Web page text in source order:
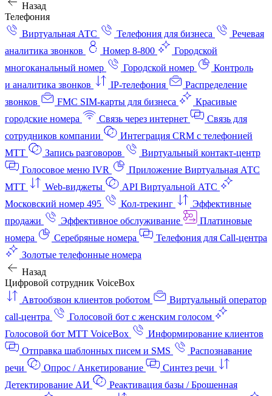
Назад
Телефония
Виртуальная АТС
Телефония для бизнеса
Речевая
аналитика звонков
Номер 8-800
Городской
многоканальный номер
Городской номер
Контроль
и аналитика звонков
IP-телефония
Распределение
звонков
FMC SIM-карты для бизнеса
Красивые
городские номера
Связь через интернет
Связь для
сотрудников компании
Интеграция CRM с телефонией
МТТ
Запись разговоров
Виртуальный контакт‑центр
Голосовое меню IVR
Приложение Виртуальная АТС
МТТ
Web-виджеты
API Виртуальной АТС
Московский номер 495
Кол-трекинг
Эффективные
продажи
Эффективное обслуживание
Платиновые
номера
Серебряные номера
Телефония для Call-центра
Золотые телефонные номера
Назад
Цифровой сотрудник VoiceBox
Автообзвон клиентов роботом
Виртуальный оператор
call-центра
Голосовой бот с женским голосом
Голосовой бот МТТ VoiceBox
Информирование клиентов
Отправка шаблонных писем и SMS
Распознавание
речи
Опрос / Анкетирование
Синтез речи
Детектирование АИ
Реактивация базы / Брошенная